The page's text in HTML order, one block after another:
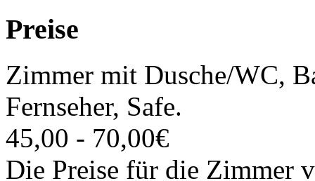
Preise
Zimmer mit Dusche/WC,
Fernseher, Safe.
45,00 - 70,00€
Die Preise für die Zimmer